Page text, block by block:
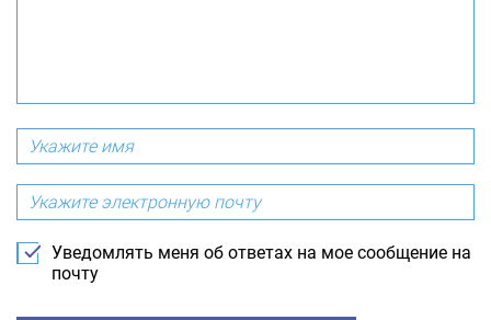
Уведомлять меня об ответах на мое сообщение на
почту